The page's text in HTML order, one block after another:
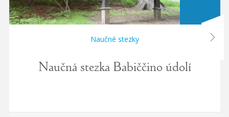
Naučné stezky
Naučná stezka Babiččino údolí